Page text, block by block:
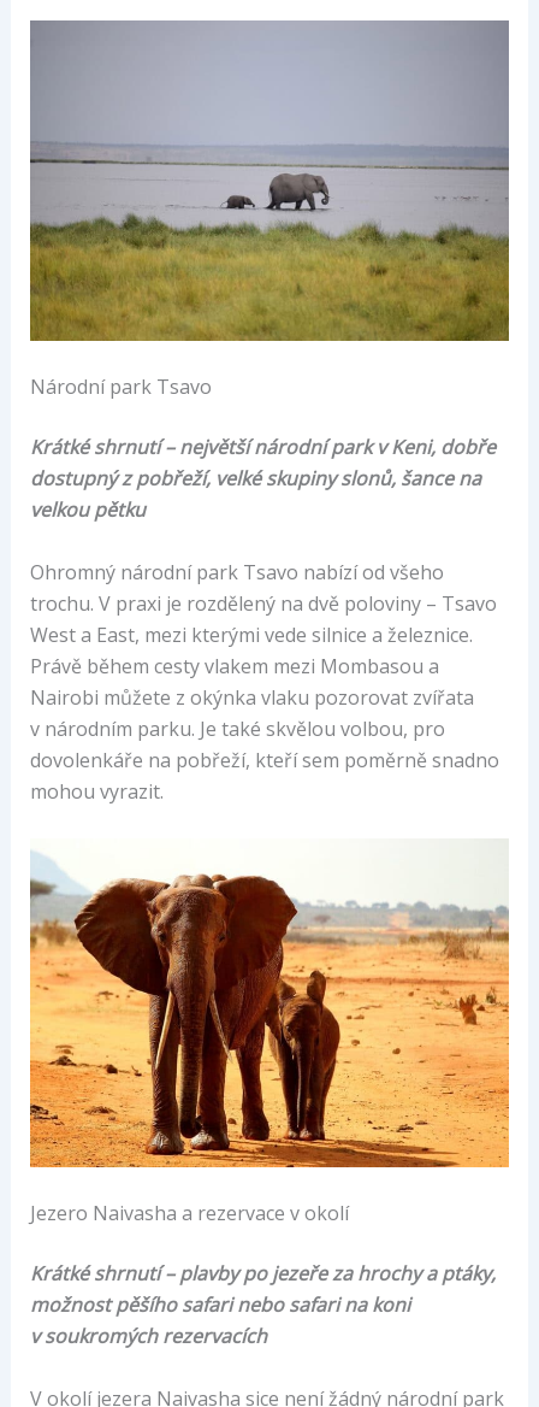
Národní park Tsavo
Krátké shrnutí – největší národní park v Keni, dobře
dostupný z pobřeží, velké skupiny slonů, šance na
velkou pětku
Ohromný národní park Tsavo nabízí od všeho
trochu. V praxi je rozdělený na dvě poloviny – Tsavo
West a East, mezi kterými vede silnice a železnice.
Právě během cesty vlakem mezi Mombasou a
Nairobi můžete z okýnka vlaku pozorovat zvířata
v národním parku. Je také skvělou volbou, pro
dovolenkáře na pobřeží, kteří sem poměrně snadno
mohou vyrazit.
Jezero Naivasha a rezervace v okolí
Krátké shrnutí – plavby po jezeře za hrochy a ptáky,
možnost pěšího safari nebo safari na koni
v soukromých rezervacích
V okolí jezera Naivasha sice není žádný národní park